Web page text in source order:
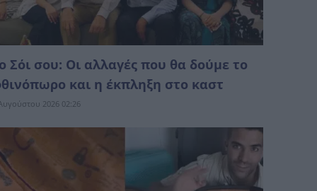
Σόι σου: Οι αλλαγές που θα δούμε το
και η έκπληξη στο καστ
2026 02:26